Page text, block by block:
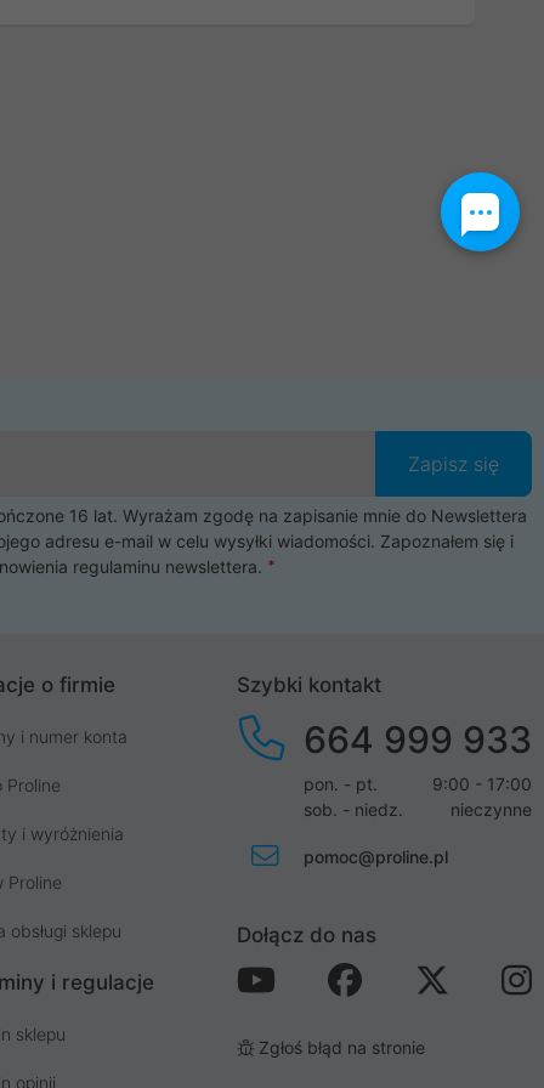
Zapisz się
16 lat. Wyrażam zgodę na zapisanie mnie do Newslettera
adresu e-mail w celu wysyłki wiadomości. Zapoznałem się i
regulaminu newslettera.
o firmie
i numer konta
Proline
i wyróżnienia
Proline
obsługi sklepu
i regulacje
sklepu
opinii
Szybki kontakt
664 999 933
pon. - pt.
9:00 - 17:00
sob. - niedz.
nieczynne
pomoc@proline.pl
Dołącz do nas
Zgłoś błąd na stronie